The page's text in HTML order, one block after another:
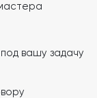
вашу задачу